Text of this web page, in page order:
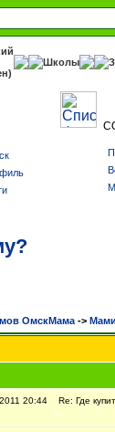
Школы
ОмскМама ->
20:44 Re: Где